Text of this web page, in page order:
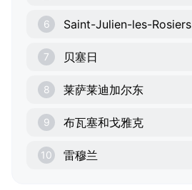
6 Saint-Julien-les-Rosiers
7 贝塞日
8 莱萨莱迪加尔东
9 布瓦塞和戈雅克
10 雷穆兰